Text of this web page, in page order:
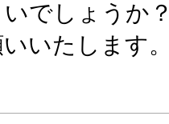
でしょうか
いたします